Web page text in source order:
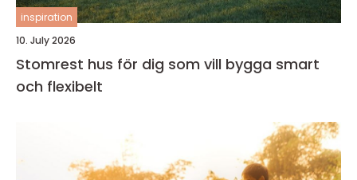
inspiration
10. July 2026
Stomrest hus för dig som vill bygga smart
och flexibelt